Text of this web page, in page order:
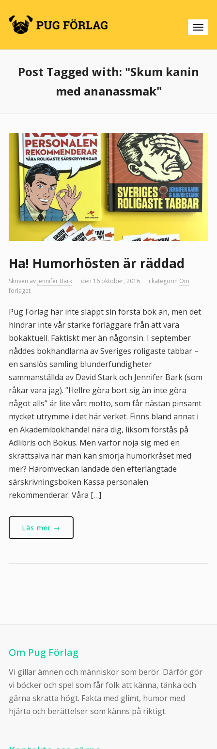
Post Tagged with: "Skum kanin
med ananassmak"
Ha! Humorhösten är räddad
Skriven av Jennifer Bark den 16 oktober, 2016 i kategorin Om
förlaget
Pug Förlag har inte släppt sin första bok än, men det
hindrar inte vår starke förläggare från att vara
bokaktuell. Faktiskt mer än någonsin. I september
nåddes bokhandlarna av Sveriges roligaste tabbar –
en sanslös samling blunderfundigheter
sammanställda av David Stark och Jennifer Bark (som
råkar vara jag). ”Hellre göra bort sig än inte göra
något alls” är lite vårt motto, som får nästan pinsamt
mycket utrymme i det här verket. Finns bland annat i
en Akademibokhandel nära dig, liksom förstås på
Adlibris och Bokus. Men varför nöja sig med en
skrattsalva när man kan smörja humorkråset med
mer? Häromveckan landade den efterlängtade
särskrivningsboken Kassa personalen
rekommenderar: Våra […]
Läs mer →
Om Pug Förlag
Vi gillar ämnen och människor som berör. Därför gör
vi böcker och spel som får folk att känna, tänka och
gärna skratta högt. Fakta med glimt, humor med
hjärta och berättelser som känns på riktigt.